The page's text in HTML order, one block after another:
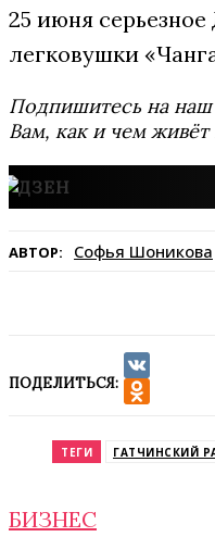
25 июня
легковушки
Подпишитесь на
Вам, как и чем
АВТОР: Софья Шоникова
ПОДЕЛИТЬСЯ:
VK
ТЕГИ ГАТЧИНСКИЙ
БИЗНЕС